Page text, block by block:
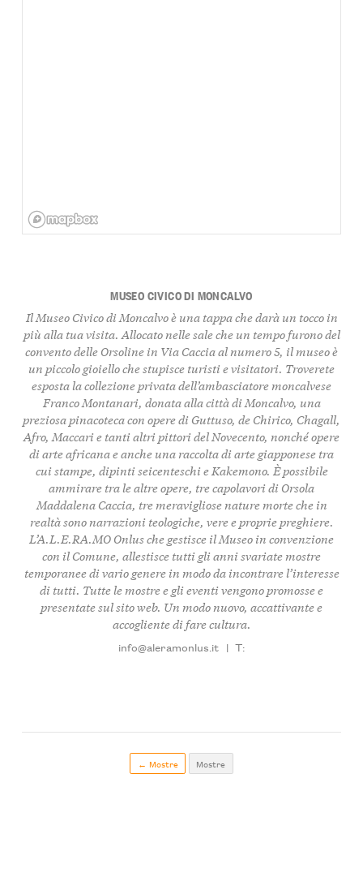
MUSEO CIVICO DI MONCALVO
Il Museo Civico di Moncalvo è una tappa che darà un tocco in
più alla tua visita. Allocato nelle sale che un tempo furono del
convento delle Orsoline in Via Caccia al numero 5, il museo è
un piccolo gioiello che stupisce turisti e visitatori. Troverete
esposta la collezione privata dell’ambasciatore moncalvese
Franco Montanari, donata alla città di Moncalvo, una
preziosa pinacoteca con opere di Guttuso, de Chirico, Chagall,
Afro, Maccari e tanti altri pittori del Novecento, nonché opere
di arte africana e anche una raccolta di arte giapponese tra
cui stampe, dipinti seicenteschi e Kakemono. È possibile
ammirare tra le altre opere, tre capolavori di Orsola
Maddalena Caccia, tre meravigliose nature morte che in
realtà sono narrazioni teologiche, vere e proprie preghiere.
L’A.L.E.RA.MO Onlus che gestisce il Museo in convenzione
con il Comune, allestisce tutti gli anni svariate mostre
temporanee di vario genere in modo da incontrare l’interesse
di tutti. Tutte le mostre e gli eventi vengono promosse e
presentate sul sito web. Un modo nuovo, accattivante e
accogliente di fare cultura.
info@aleramonlus.it | T:
← Mostre Mostre